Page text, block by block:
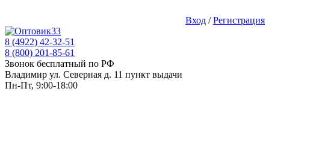
Вход /Регистрация
8 (4922) 42-32-51
8 (800) 201-85-61
Звонок бесплатный по РФ
Владимир ул. Северная д. 11 пункт выдачи
Пн-Пт, 9:00-18:00